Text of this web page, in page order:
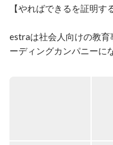
【やればできるを証明す
estraは社会人向けの教育
ーディングカンパニーに